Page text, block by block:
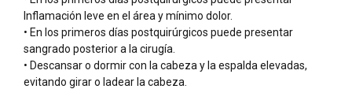
Inflamación leve en el área y mínimo dolor.
• En los primeros días postquirúrgicos puede presentar
sangrado posterior a la cirugía.
• Descansar o dormir con la cabeza y la espalda elevadas,
evitando girar o ladear la cabeza.